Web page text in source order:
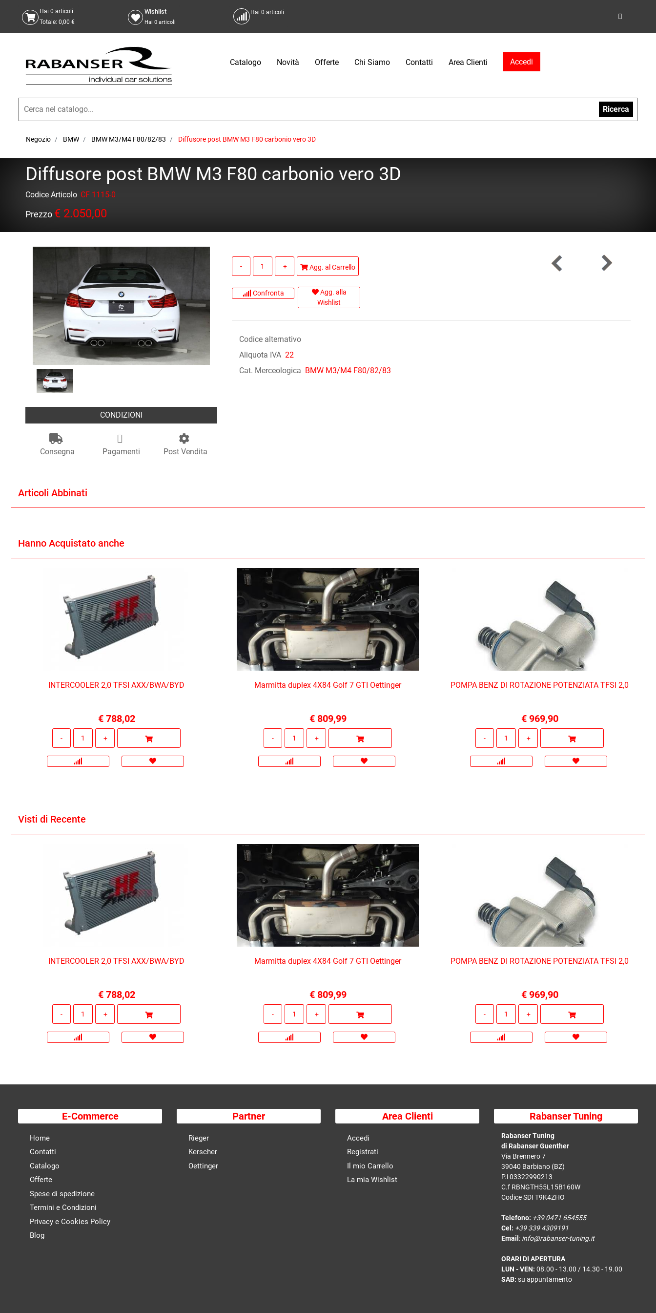
Hai 0 articoli
Totale: 0,00 €
Wishlist
Hai 0 articoli
Hai0 articoli
Catalogo Novità Offerte Chi Siamo Contatti Area Clienti Accedi
Ricerca
Negozio BMW BMW M3/M4 F80/82/83 Diffusore post BMW M3 F80 carbonio vero 3D
Diffusore post BMW M3 F80 carbonio vero 3D
Codice Articolo CF 1115-0
Prezzo € 2.050,00
CONDIZIONI
Consegna Pagamenti Post Vendita
Quantità
Agg. al Carrello
Confronta
Agg. alla
Wishlist
Codice alternativo
Aliquota IVA 22
Cat. Merceologica BMW M3/M4 F80/82/83
Articoli Abbinati
Hanno Acquistato anche
INTERCOOLER 2,0 TFSI AXX/BWA/BYD
€ 788,02
Marmitta duplex 4X84 Golf 7 GTI Oettinger
€ 809,99
POMPA BENZ DI ROTAZIONE POTENZIATA TFSI 2,0
€ 969,90
Visti di Recente
INTERCOOLER 2,0 TFSI AXX/BWA/BYD
€ 788,02
Marmitta duplex 4X84 Golf 7 GTI Oettinger
€ 809,99
POMPA BENZ DI ROTAZIONE POTENZIATA TFSI 2,0
€ 969,90
E-Commerce
Home
Contatti
Catalogo
Offerte
Spese di spedizione
Termini e Condizioni
Privacy e Cookies Policy
Blog
Partner
Rieger
Kerscher
Oettinger
Area Clienti
Accedi
Registrati
Il mio Carrello
La mia Wishlist
Rabanser Tuning
Rabanser Tuning
di Rabanser Guenther
Via Brennero 7
39040 Barbiano (BZ)
P.i 03322990213
C.f RBNGTH55L15B160W
Codice SDI T9K4ZHO
Telefono: +39 0471 654555
Cel: +39 339 4309191
Email : info@rabanser-tuning.it
ORARI DI APERTURA
LUN - VEN: 08.00 - 13.00 / 14.30 - 19.00
SAB: su appuntamento